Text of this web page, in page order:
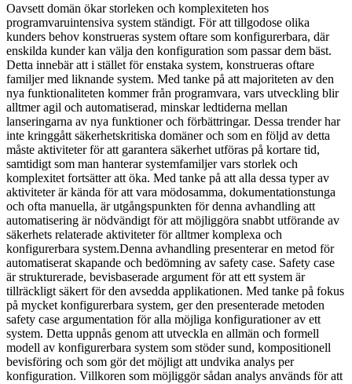
Oavsett domän ökar storleken och komplexiteten hos
programvaruintensiva system ständigt. För att tillgodose olika
kunders behov konstrueras system oftare som konfigurerbara, där
enskilda kunder kan välja den konfiguration som passar dem bäst.
Detta innebär att i stället för enstaka system, konstrueras oftare
familjer med liknande system. Med tanke på att majoriteten av den
nya funktionaliteten kommer från programvara, vars utveckling blir
alltmer agil och automatiserad, minskar ledtiderna mellan
lanseringarna av nya funktioner och förbättringar. Dessa trender har
inte kringgått säkerhetskritiska domäner och som en följd av detta
måste aktiviteter för att garantera säkerhet utföras på kortare tid,
samtidigt som man hanterar systemfamiljer vars storlek och
komplexitet fortsätter att öka. Med tanke på att alla dessa typer av
aktiviteter är kända för att vara mödosamma, dokumentationstunga
och ofta manuella, är utgångspunkten för denna avhandling att
automatisering är nödvändigt för att möjliggöra snabbt utförande av
säkerhets relaterade aktiviteter för alltmer komplexa och
konfigurerbara system.Denna avhandling presenterar en metod för
automatiserat skapande och bedömning av safety case. Safety case
är strukturerade, bevisbaserade argument för att ett system är
tillräckligt säkert för den avsedda applikationen. Med tanke på fokus
på mycket konfigurerbara system, ger den presenterade metoden
safety case argumentation för alla möjliga konfigurationer av ett
system. Detta uppnås genom att utveckla en allmän och formell
modell av konfigurerbara system som stöder sund, kompositionell
bevisföring och som gör det möjligt att undvika analys per
konfiguration. Villkoren som möjliggör sådan analys används för att